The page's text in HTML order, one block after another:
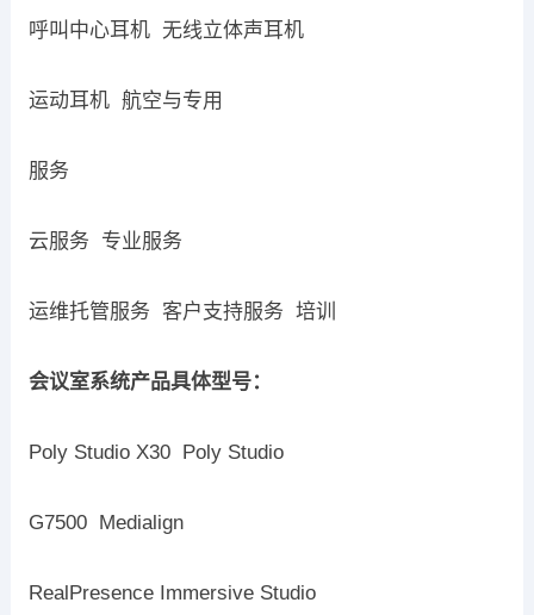
呼叫中心耳机 无线立体声耳机
运动耳机 航空与专用
服务
云服务 专业服务
运维托管服务 客户支持服务 培训
会议室系统产品具体型号：
Poly Studio X30 Poly Studio
G7500 Medialign
RealPresence Immersive Studio